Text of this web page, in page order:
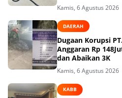
Kamis, 6 Agustus 2026
DAERAH
Dugaan Korupsi
Anggaran Rp
dan Abaikan 3K
Kamis, 6 Agustus 2026
KABB